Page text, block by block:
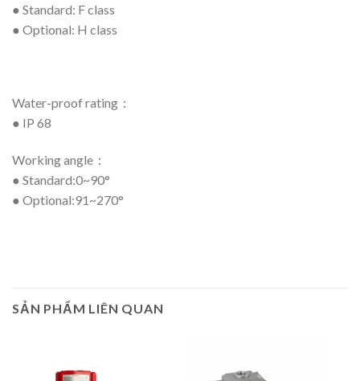
● Standard: F class
● Optional: H class
Water-proof rating：
● IP 68
Working angle：
● Standard:0~90°
● Optional:91~270°
SẢN PHẨM LIÊN QUAN